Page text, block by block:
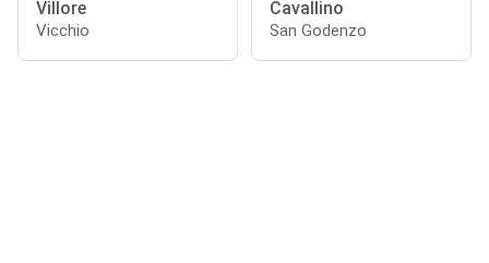
Villore
Vicchio
Cavallino
San Godenzo